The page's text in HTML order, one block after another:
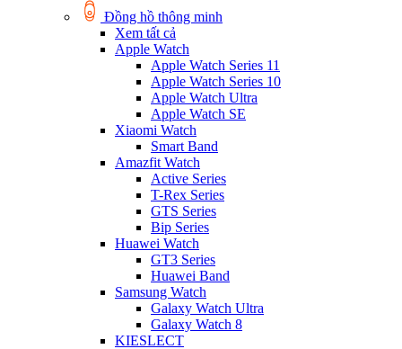
Đồng hồ thông minh
Xem tất cả
Apple Watch
Apple Watch Series 11
Apple Watch Series 10
Apple Watch Ultra
Apple Watch SE
Xiaomi Watch
Smart Band
Amazfit Watch
Active Series
T-Rex Series
GTS Series
Bip Series
Huawei Watch
GT3 Series
Huawei Band
Samsung Watch
Galaxy Watch Ultra
Galaxy Watch 8
KIESLECT